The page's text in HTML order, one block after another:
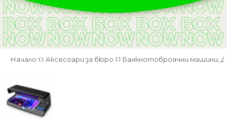
Начало Аксесоари за бюро Банкнотоброячни машини,